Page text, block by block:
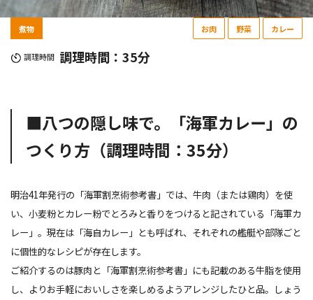
煮物 お肉 野菜 カレー
調理時間 調理時間：35分
■八つの隠し味で。「海軍カレー」の
つくり方（調理時間：35分）
明治41年発行の「海軍割烹術参考書」では、牛肉（または鶏肉）を使
い、小麦粉とカレー粉でとろみと香りをつけると記されている「海軍カ
レー」。現在は「海自カレー」とも呼ばれ、それぞれの艦艇や部隊ごと
に個性的なレシピが存在します。
ご紹介するのは豚肉と「海軍割烹術参考書」にも記載のある牛脂を使用
し、よりお手軽においしさを楽しめるようアレンジしたひと品。しょう